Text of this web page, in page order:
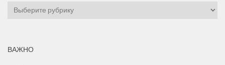
Рубрики
ВАЖНО